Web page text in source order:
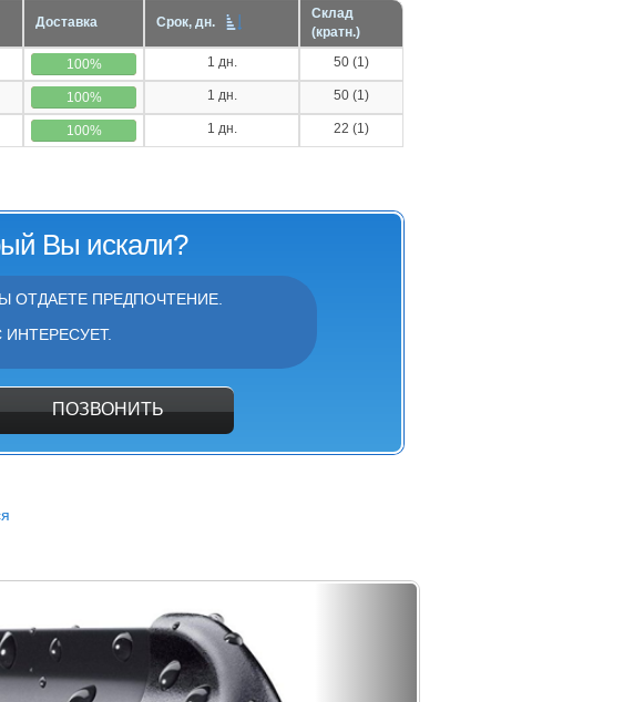
Доставка Срок, дн.
Склад
(кратн.)
100% 1 дн. 50 (1)
100% 1 дн. 50 (1)
100% 1 дн. 22 (1)
Вы искали?
ОТДАЕТЕ ПРЕДПОЧТЕНИЕ.
ПОЗВОНИТЬ